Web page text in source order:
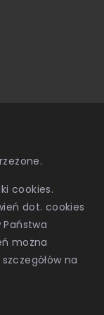
cookies.
dot. cookies
można
na